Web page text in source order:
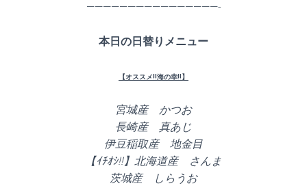
————————————————-
本日の日替りメニュー
【オススメ!!海の幸!!】
宮城産 かつお
長崎産 真あじ
伊豆稲取産 地金目
【ｲﾁｵｼ!!】北海道産 さんま
茨城産 しらうお